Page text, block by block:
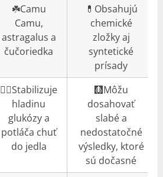
☘️Camu
Camu,
astragalus a
čučoriedka
💊Obsahujú
chemické
zložky aj
syntetické
prísady
👍🏼Stabilizuje
hladinu
glukózy a
potláča chuť
do jedla
🩻Môžu
dosahovať
slabé a
nedostatočné
výsledky, ktoré
sú dočasné